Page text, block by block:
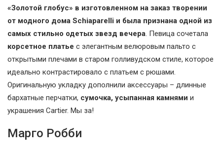
«Золотой глобус» в изготовленном на заказ творении
от модного дома Schiaparelli и была признана одной из
самых стильно одетых звезд вечера. Певица сочетала
корсетное платье с элегантным велюровым пальто с
открытыми плечами в старом голливудском стиле, которое
идеально контрастировало с платьем с рюшами.
Оригинальную укладку дополнили аксессуары – длинные
бархатные перчатки, сумочка, усыпанная камнями и
украшения Cartier. Мы за!
Марго Робби